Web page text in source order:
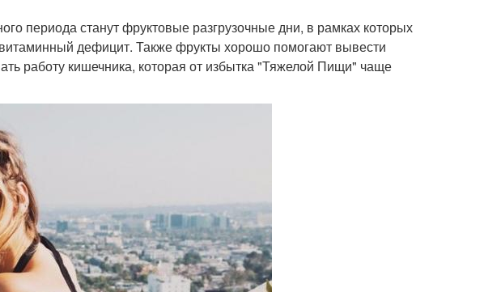
периода станут фруктовые разгрузочные дни, в рамках которых
дефицит. Также фрукты хорошо помогают вывести
работу кишечника, которая от избытка "Тяжелой Пищи" чаще